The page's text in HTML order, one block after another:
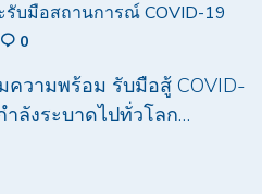
รับมือสถานการณ์ COVID-19
0
วามพร้อม รับมือสู้ COVID-
ลังระบาดไปทั่วโลก…